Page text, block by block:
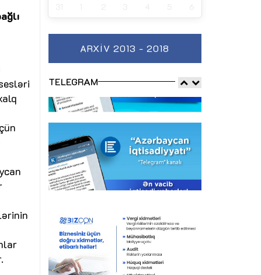
ARXIV 2013 - 2018
TELEGRAM